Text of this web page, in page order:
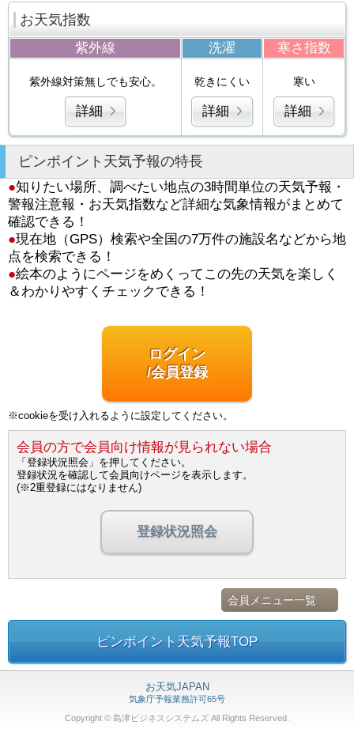
お天気指数
紫外線 洗濯 寒さ指数
紫外線対策無しでも安心。
詳細
乾きにくい
詳細
寒い
詳細
ピンポイント天気予報の特長
●知りたい場所、調べたい地点の3時間単位の天気予報・
警報注意報・お天気指数など詳細な気象情報がまとめて
確認できる！
●現在地（GPS）検索や全国の7万件の施設名などから地
点を検索できる！
●絵本のようにページをめくってこの先の天気を楽しく
＆わかりやすくチェックできる！
ログイン
/会員登録
※cookieを受け入れるように設定してください。
会員の方で会員向け情報が見られない場合
「登録状況照会」を押してください。
登録状況を確認して会員向けページを表示します。
(※2重登録にはなりません)
登録状況照会
会員メニュー一覧
ピンポイント天気予報TOP
お天気JAPAN
気象庁予報業務許可65号
Copyright © 島津ビジネスシステムズ All Rights Reserved.